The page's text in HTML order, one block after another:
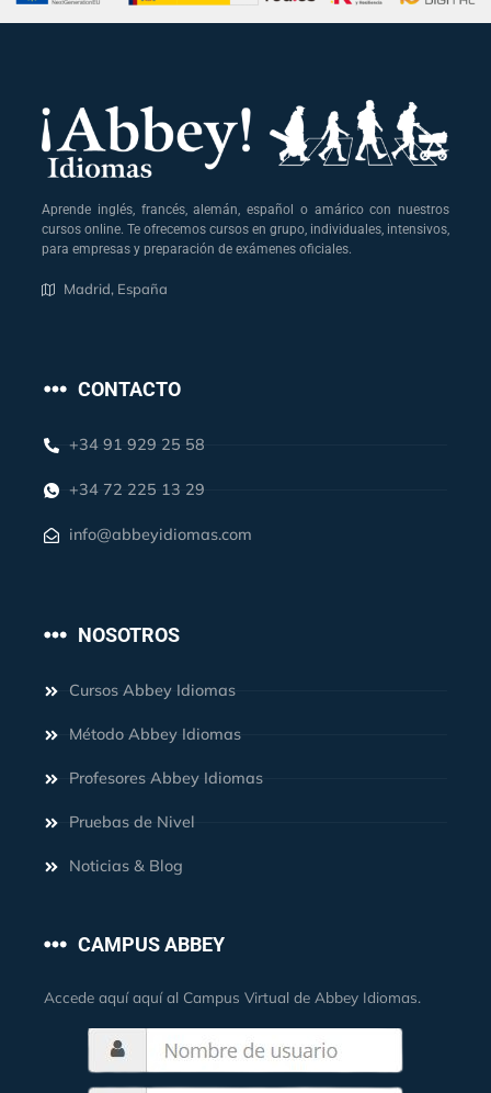
Aprende inglés, francés, alemán, español o amárico con nuestros
cursos online. Te ofrecemos cursos en grupo, individuales, intensivos,
para empresas y preparación de exámenes oficiales.
Madrid, España
CONTACTO
+34 91 929 25 58
+34 72 225 13 29
info@abbeyidiomas.com
NOSOTROS
Cursos Abbey Idiomas
Método Abbey Idiomas
Profesores Abbey Idiomas
Pruebas de Nivel
Noticias & Blog
CAMPUS ABBEY
Accede aquí aquí al Campus Virtual de Abbey Idiomas.